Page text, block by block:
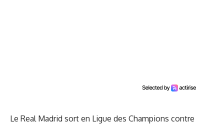
Le Real Madrid sort en Ligue des Champions contre